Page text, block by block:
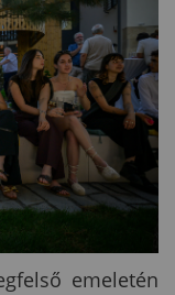
emeletén